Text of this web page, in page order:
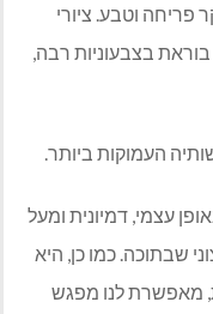
פריחה וטבע. ציורי
בצבעוניות רבה,
העמוקות ביותר.
עצמי, דמיונית ומעל
שבתוכה. כמו כן, היא
מאפשרת לנו מפגש